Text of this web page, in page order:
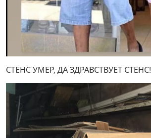
СТЕНС УМЕР, ДА ЗДРАВСТВУЕТ СТЕНС!